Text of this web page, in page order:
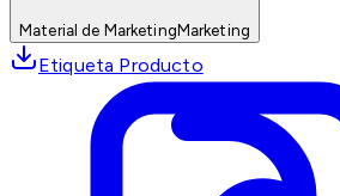
Material de MarketingMarketing
Etiqueta Producto